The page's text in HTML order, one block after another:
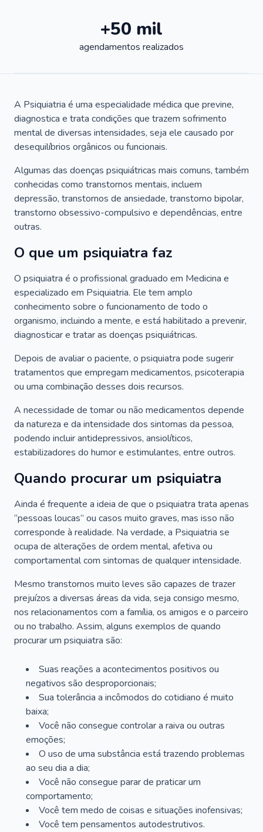
+50 mil
agendamentos realizados
A Psiquiatria é uma especialidade médica que previne,
diagnostica e trata condições que trazem sofrimento
mental de diversas intensidades, seja ele causado por
desequilíbrios orgânicos ou funcionais.
Algumas das doenças psiquiátricas mais comuns, também
conhecidas como transtornos mentais, incluem
depressão, transtornos de ansiedade, transtorno bipolar,
transtorno obsessivo-compulsivo e dependências, entre
outras.
O que um psiquiatra faz
O psiquiatra é o profissional graduado em Medicina e
especializado em Psiquiatria. Ele tem amplo
conhecimento sobre o funcionamento de todo o
organismo, incluindo a mente, e está habilitado a prevenir,
diagnosticar e tratar as doenças psiquiátricas.
Depois de avaliar o paciente, o psiquiatra pode sugerir
tratamentos que empregam medicamentos, psicoterapia
ou uma combinação desses dois recursos.
A necessidade de tomar ou não medicamentos depende
da natureza e da intensidade dos sintomas da pessoa,
podendo incluir antidepressivos, ansiolíticos,
estabilizadores do humor e estimulantes, entre outros.
Quando procurar um psiquiatra
Ainda é frequente a ideia de que o psiquiatra trata apenas
“pessoas loucas” ou casos muito graves, mas isso não
corresponde à realidade. Na verdade, a Psiquiatria se
ocupa de alterações de ordem mental, afetiva ou
comportamental com sintomas de qualquer intensidade.
Mesmo transtornos muito leves são capazes de trazer
prejuízos a diversas áreas da vida, seja consigo mesmo,
nos relacionamentos com a família, os amigos e o parceiro
ou no trabalho. Assim, alguns exemplos de quando
procurar um psiquiatra são:
Suas reações a acontecimentos positivos ou
negativos são desproporcionais;
Sua tolerância a incômodos do cotidiano é muito
baixa;
Você não consegue controlar a raiva ou outras
emoções;
O uso de uma substância está trazendo problemas
ao seu dia a dia;
Você não consegue parar de praticar um
comportamento;
Você tem medo de coisas e situações inofensivas;
Você tem pensamentos autodestrutivos.